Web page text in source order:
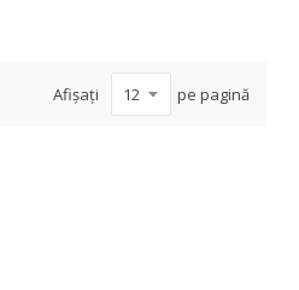
Afișați pe pagină